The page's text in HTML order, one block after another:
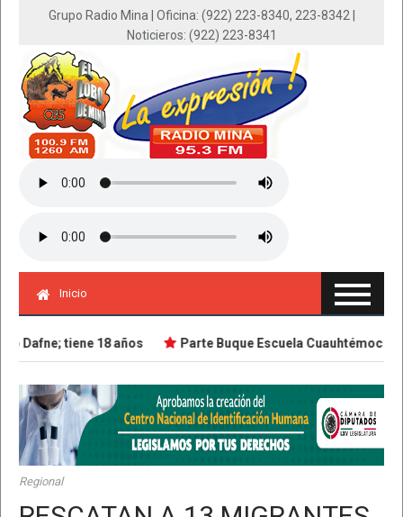
Grupo Radio Mina | Oficina: (922) 223-8340, 223-8342 |
Noticieros: (922) 223-8341
Inicio
tiene 18 años Parte Buque Escuela Cuauhtémoc en
Regional